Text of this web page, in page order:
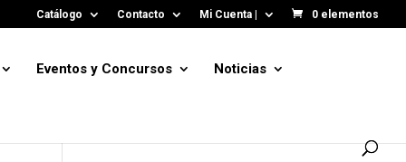
Catálogo Contacto Mi Cuenta | 0 elementos
Eventos y Concursos Noticias